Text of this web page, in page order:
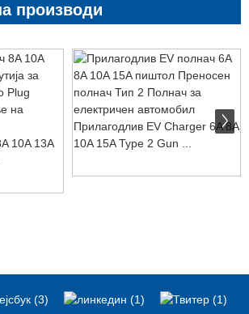
производи
10A 13A
Прилагодлив EV Charger 6A 8A
10A 15A Type 2 Gun ...